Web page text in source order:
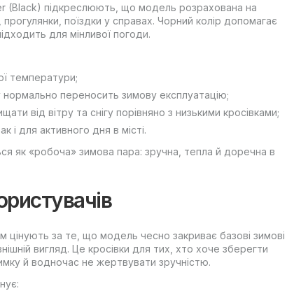
(Black) підкреслюють, що модель розрахована на
поїздки у справах. Чорний колір допомагає
для мінливої погоди.
температури;
нормально переносить зимову експлуатацію;
від вітру та снігу порівняно з низькими кросівками;
і для активного дня в місті.
як «робоча» зимова пара: зручна, тепла й доречна в
цінують за те, що модель чесно закриває базові зимові
вигляд. Це кросівки для тих, хто хоче зберегти
й водночас не жертвувати зручністю.